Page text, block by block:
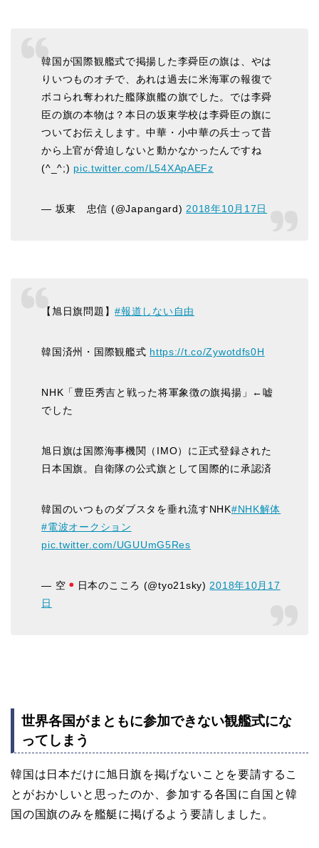
韓国が国際観艦式で掲揚した李舜臣の旗は、やは
りいつものオチで、あれは過去に米海軍の報復で
ボコられ奪われた艦隊旗艦の旗でした。では李舜
臣の旗の本物は？本日の坂東学校は李舜臣の旗に
ついてお伝えします。中華・小中華の兵士って昔
から上官が脅迫しないと動かなかったんですね
(^_^;) pic.twitter.com/L54XApAEFz
— 坂東 忠信 (@Japangard)2018年10月17日
【旭日旗問題】#報道しない自由
韓国済州・国際観艦式 https://t.co/Zywotdfs0H
NHK「豊臣秀吉と戦った将軍象徴の旗掲揚」←嘘
でした
旭日旗は国際海事機関（IMO）に正式登録された
日本国旗。自衛隊の公式旗として国際的に承認済
韓国のいつものダブスタを垂れ流すNHK#NHK解体
#電波オークション
pic.twitter.com/UGUUmG5Res
— 空 日本のこころ (@tyo21sky) 2018年10月17
日
世界各国がまともに参加できない観艦式にな
ってしまう
韓国は日本だけに旭日旗を掲げないことを要請するこ
とがおかしいと思ったのか、参加する各国に自国と韓
国の国旗のみを艦艇に掲げるよう要請しました。